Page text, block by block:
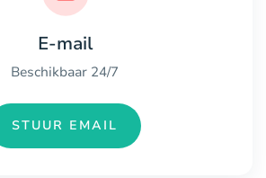
E-mail
Beschikbaar 24/7
STUUR EMAIL